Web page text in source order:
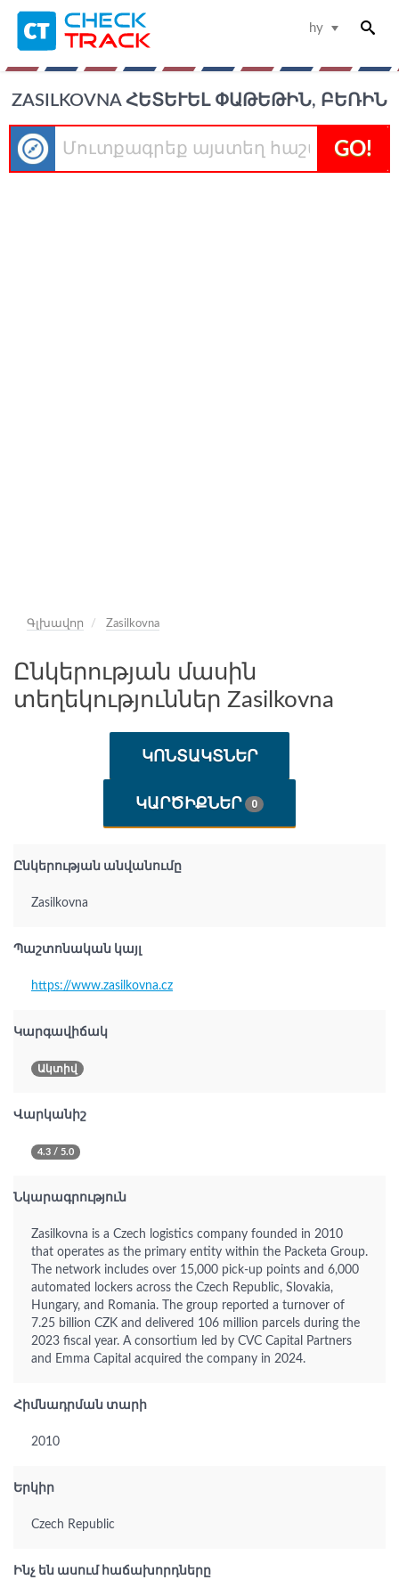
hy
ZASILKOVNA ՀԵՏԵՒԵԼ ՓԱԹԵԹԻՆ, ԲԵՌԻՆ
GO!
Գլխավոր Zasilkovna
Ընկերության մասին
տեղեկություններ Zasilkovna
ԿՈՆՏԱԿՏՆԵՐ
ԿԱՐԾԻՔՆԵՐ 0
Ընկերության անվանումը
Zasilkovna
Պաշտոնական կայլ
https://www.zasilkovna.cz
Կարգավիճակ
Ակտիվ
Վարկանիշ
4.3 / 5.0
Նկարագրություն
Zasilkovna is a Czech logistics company founded in 2010
that operates as the primary entity within the Packeta Group.
The network includes over 15,000 pick-up points and 6,000
automated lockers across the Czech Republic, Slovakia,
Hungary, and Romania. The group reported a turnover of
7.25 billion CZK and delivered 106 million parcels during the
2023 fiscal year. A consortium led by CVC Capital Partners
and Emma Capital acquired the company in 2024.
Հիմնադրման տարի
2010
Երկիր
Czech Republic
Ինչ են ասում հաճախորդները